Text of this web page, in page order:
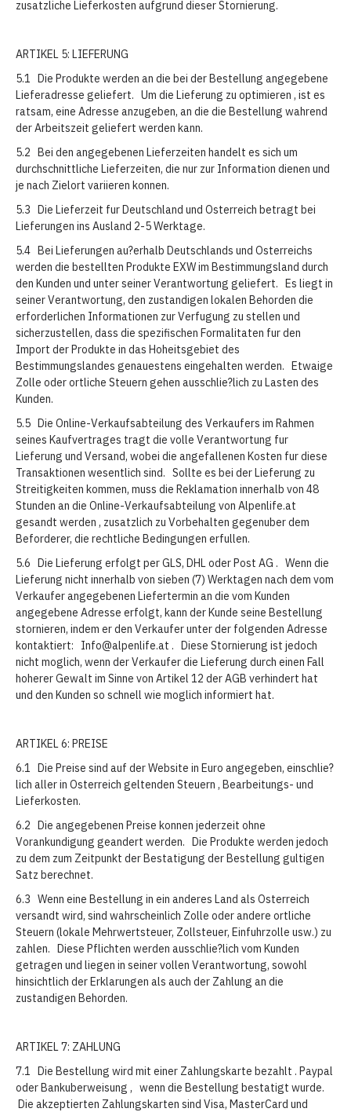
zusatzliche Lieferkosten aufgrund dieser Stornierung.
ARTIKEL 5: LIEFERUNG
5.1 Die Produkte werden an die bei der Bestellung angegebene
Lieferadresse geliefert. Um die Lieferung zu optimieren , ist es
ratsam, eine Adresse anzugeben, an die die Bestellung wahrend
der Arbeitszeit geliefert werden kann.
5.2 Bei den angegebenen Lieferzeiten handelt es sich um
durchschnittliche Lieferzeiten, die nur zur Information dienen und
je nach Zielort variieren konnen.
5.3 Die Lieferzeit fur Deutschland und Osterreich betragt bei
Lieferungen ins Ausland 2-5 Werktage.
5.4 Bei Lieferungen au?erhalb Deutschlands und Osterreichs
werden die bestellten Produkte EXW im Bestimmungsland durch
den Kunden und unter seiner Verantwortung geliefert. Es liegt in
seiner Verantwortung, den zustandigen lokalen Behorden die
erforderlichen Informationen zur Verfugung zu stellen und
sicherzustellen, dass die spezifischen Formalitaten fur den
Import der Produkte in das Hoheitsgebiet des
Bestimmungslandes genauestens eingehalten werden. Etwaige
Zolle oder ortliche Steuern gehen ausschlie?lich zu Lasten des
Kunden.
5.5 Die Online-Verkaufsabteilung des Verkaufers im Rahmen
seines Kaufvertrages tragt die volle Verantwortung fur
Lieferung und Versand, wobei die angefallenen Kosten fur diese
Transaktionen wesentlich sind. Sollte es bei der Lieferung zu
Streitigkeiten kommen, muss die Reklamation innerhalb von 48
Stunden an die Online-Verkaufsabteilung von Alpenlife.at
gesandt werden , zusatzlich zu Vorbehalten gegenuber dem
Beforderer, die rechtliche Bedingungen erfullen.
5.6 Die Lieferung erfolgt per GLS, DHL oder Post AG . Wenn die
Lieferung nicht innerhalb von sieben (7) Werktagen nach dem vom
Verkaufer angegebenen Liefertermin an die vom Kunden
angegebene Adresse erfolgt, kann der Kunde seine Bestellung
stornieren, indem er den Verkaufer unter der folgenden Adresse
kontaktiert: Info@alpenlife.at . Diese Stornierung ist jedoch
nicht moglich, wenn der Verkaufer die Lieferung durch einen Fall
hoherer Gewalt im Sinne von Artikel 12 der AGB verhindert hat
und den Kunden so schnell wie moglich informiert hat.
ARTIKEL 6: PREISE
6.1 Die Preise sind auf der Website in Euro angegeben, einschlie?
lich aller in Osterreich geltenden Steuern , Bearbeitungs- und
Lieferkosten.
6.2 Die angegebenen Preise konnen jederzeit ohne
Vorankundigung geandert werden. Die Produkte werden jedoch
zu dem zum Zeitpunkt der Bestatigung der Bestellung gultigen
Satz berechnet.
6.3 Wenn eine Bestellung in ein anderes Land als Osterreich
versandt wird, sind wahrscheinlich Zolle oder andere ortliche
Steuern (lokale Mehrwertsteuer, Zollsteuer, Einfuhrzolle usw.) zu
zahlen. Diese Pflichten werden ausschlie?lich vom Kunden
getragen und liegen in seiner vollen Verantwortung, sowohl
hinsichtlich der Erklarungen als auch der Zahlung an die
zustandigen Behorden.
ARTIKEL 7: ZAHLUNG
7.1 Die Bestellung wird mit einer Zahlungskarte bezahlt . Paypal
oder Bankuberweisung , wenn die Bestellung bestatigt wurde.
Die akzeptierten Zahlungskarten sind Visa, MasterCard und